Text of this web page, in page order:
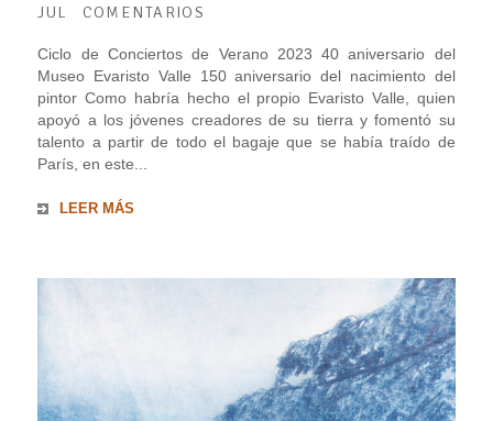
JUL COMENTARIOS
Ciclo de Conciertos de Verano 2023 40 aniversario del
Museo Evaristo Valle 150 aniversario del nacimiento del
pintor Como habría hecho el propio Evaristo Valle, quien
apoyó a los jóvenes creadores de su tierra y fomentó su
talento a partir de todo el bagaje que se había traído de
París, en este...
LEER MÁS